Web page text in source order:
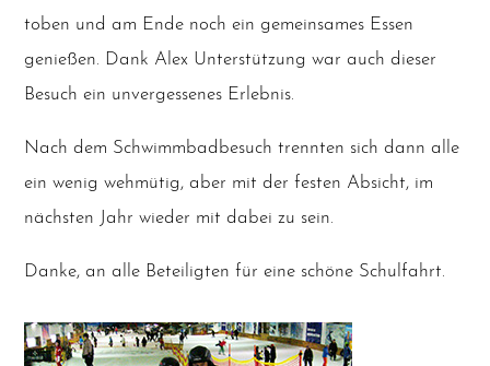
to­ben und am Ende noch ein gemein­sa­mes Essen
genie­ßen. Dank Alex Unter­stüt­zung war auch die­ser
Besuch ein unver­ges­se­nes Erlebnis.
Nach dem Schwimm­bad­be­such trenn­ten sich dann alle
ein wenig weh­mü­tig, aber mit der fes­ten Absicht, im
nächs­ten Jahr wie­der mit dabei zu sein.
Dan­ke, an alle Betei­lig­ten für eine schö­ne Schulfahrt.